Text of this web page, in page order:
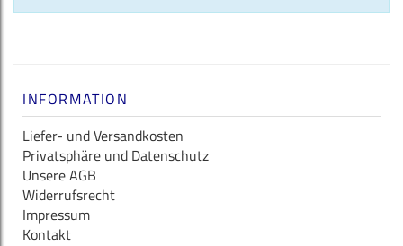
INFORMATION
Liefer- und Versandkosten
Privatsphäre und Datenschutz
Unsere AGB
Widerrufsrecht
Impressum
Kontakt